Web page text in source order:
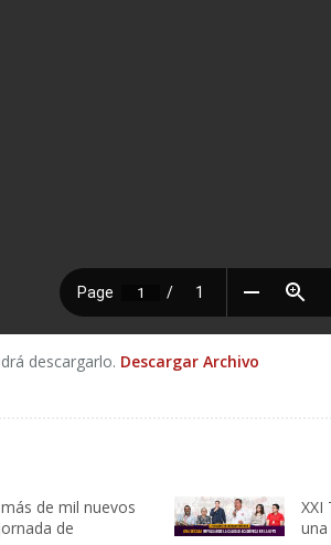
descargarlo. Descargar Archivo
de mil nuevos
de
XXI